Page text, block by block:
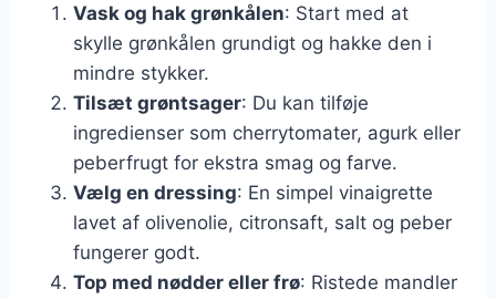
Vask og hak grønkålen: Start med at
skylle grønkålen grundigt og hakke den i
mindre stykker.
Tilsæt grøntsager: Du kan tilføje
ingredienser som cherrytomater, agurk eller
peberfrugt for ekstra smag og farve.
Vælg en dressing: En simpel vinaigrette
lavet af olivenolie, citronsaft, salt og peber
fungerer godt.
Top med nødder eller frø: Ristede mandler